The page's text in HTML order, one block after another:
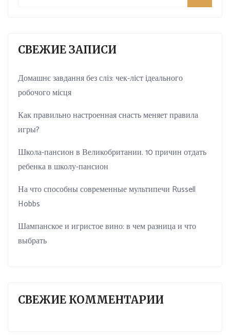
СВЕЖИЕ ЗАПИСИ
Домашнє завдання без сліз: чек-ліст ідеального
робочого місця
Как правильно настроенная снасть меняет правила
игры?
Школа-пансион в Великобритании. 10 причин отдать
ребенка в школу-пансион
На что способны современные мультипечи Russell
Hobbs
Шампанское и игристое вино: в чем разница и что
выбрать
СВЕЖИЕ КОММЕНТАРИИ